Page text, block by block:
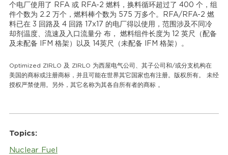
个电厂使用了 RFA 或 RFA-2 燃料，换料循环超过了 400 个，组
件个数为 2.2 万个，燃料棒个数为 575 万多个。RFA/RFA-2 燃
料已在 3 回路及 4 回路 17x17 的电厂得以使用，范围涉及不同冷
却剂温度、流速及入口流量分 布， 燃料组件长度为 12 英尺（配备
及未配备 IFM 格架）以及 14英尺（未配备 IFM 格架）。
Optimized ZIRLO 及 ZIRLO 为西屋电气公司、其子公司和/或分支机构在
美国的商标或注册商标，并且可能在世界其它国家也有注册。版权所有。 未经
授权严禁使用。另外，其它名称为其各自所有者的商标 。
Topics:
Nuclear Fuel